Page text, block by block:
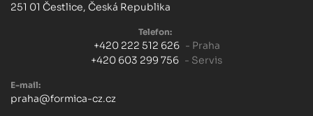
251 01 Čestlice, Česká Republika
Telefon:
+420 222 512 626 - Praha
+420 603 299 756 - Servis
E-mail:
praha@formica-cz.cz